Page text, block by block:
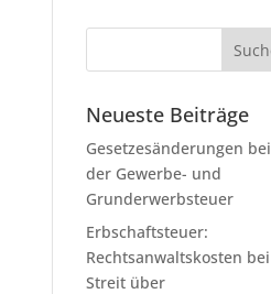
Neueste Beiträge
Gesetzesänderungen bei
der Gewerbe- und
Grunderwerbsteuer
Erbschaftsteuer:
Rechtsanwaltskosten bei
Streit über